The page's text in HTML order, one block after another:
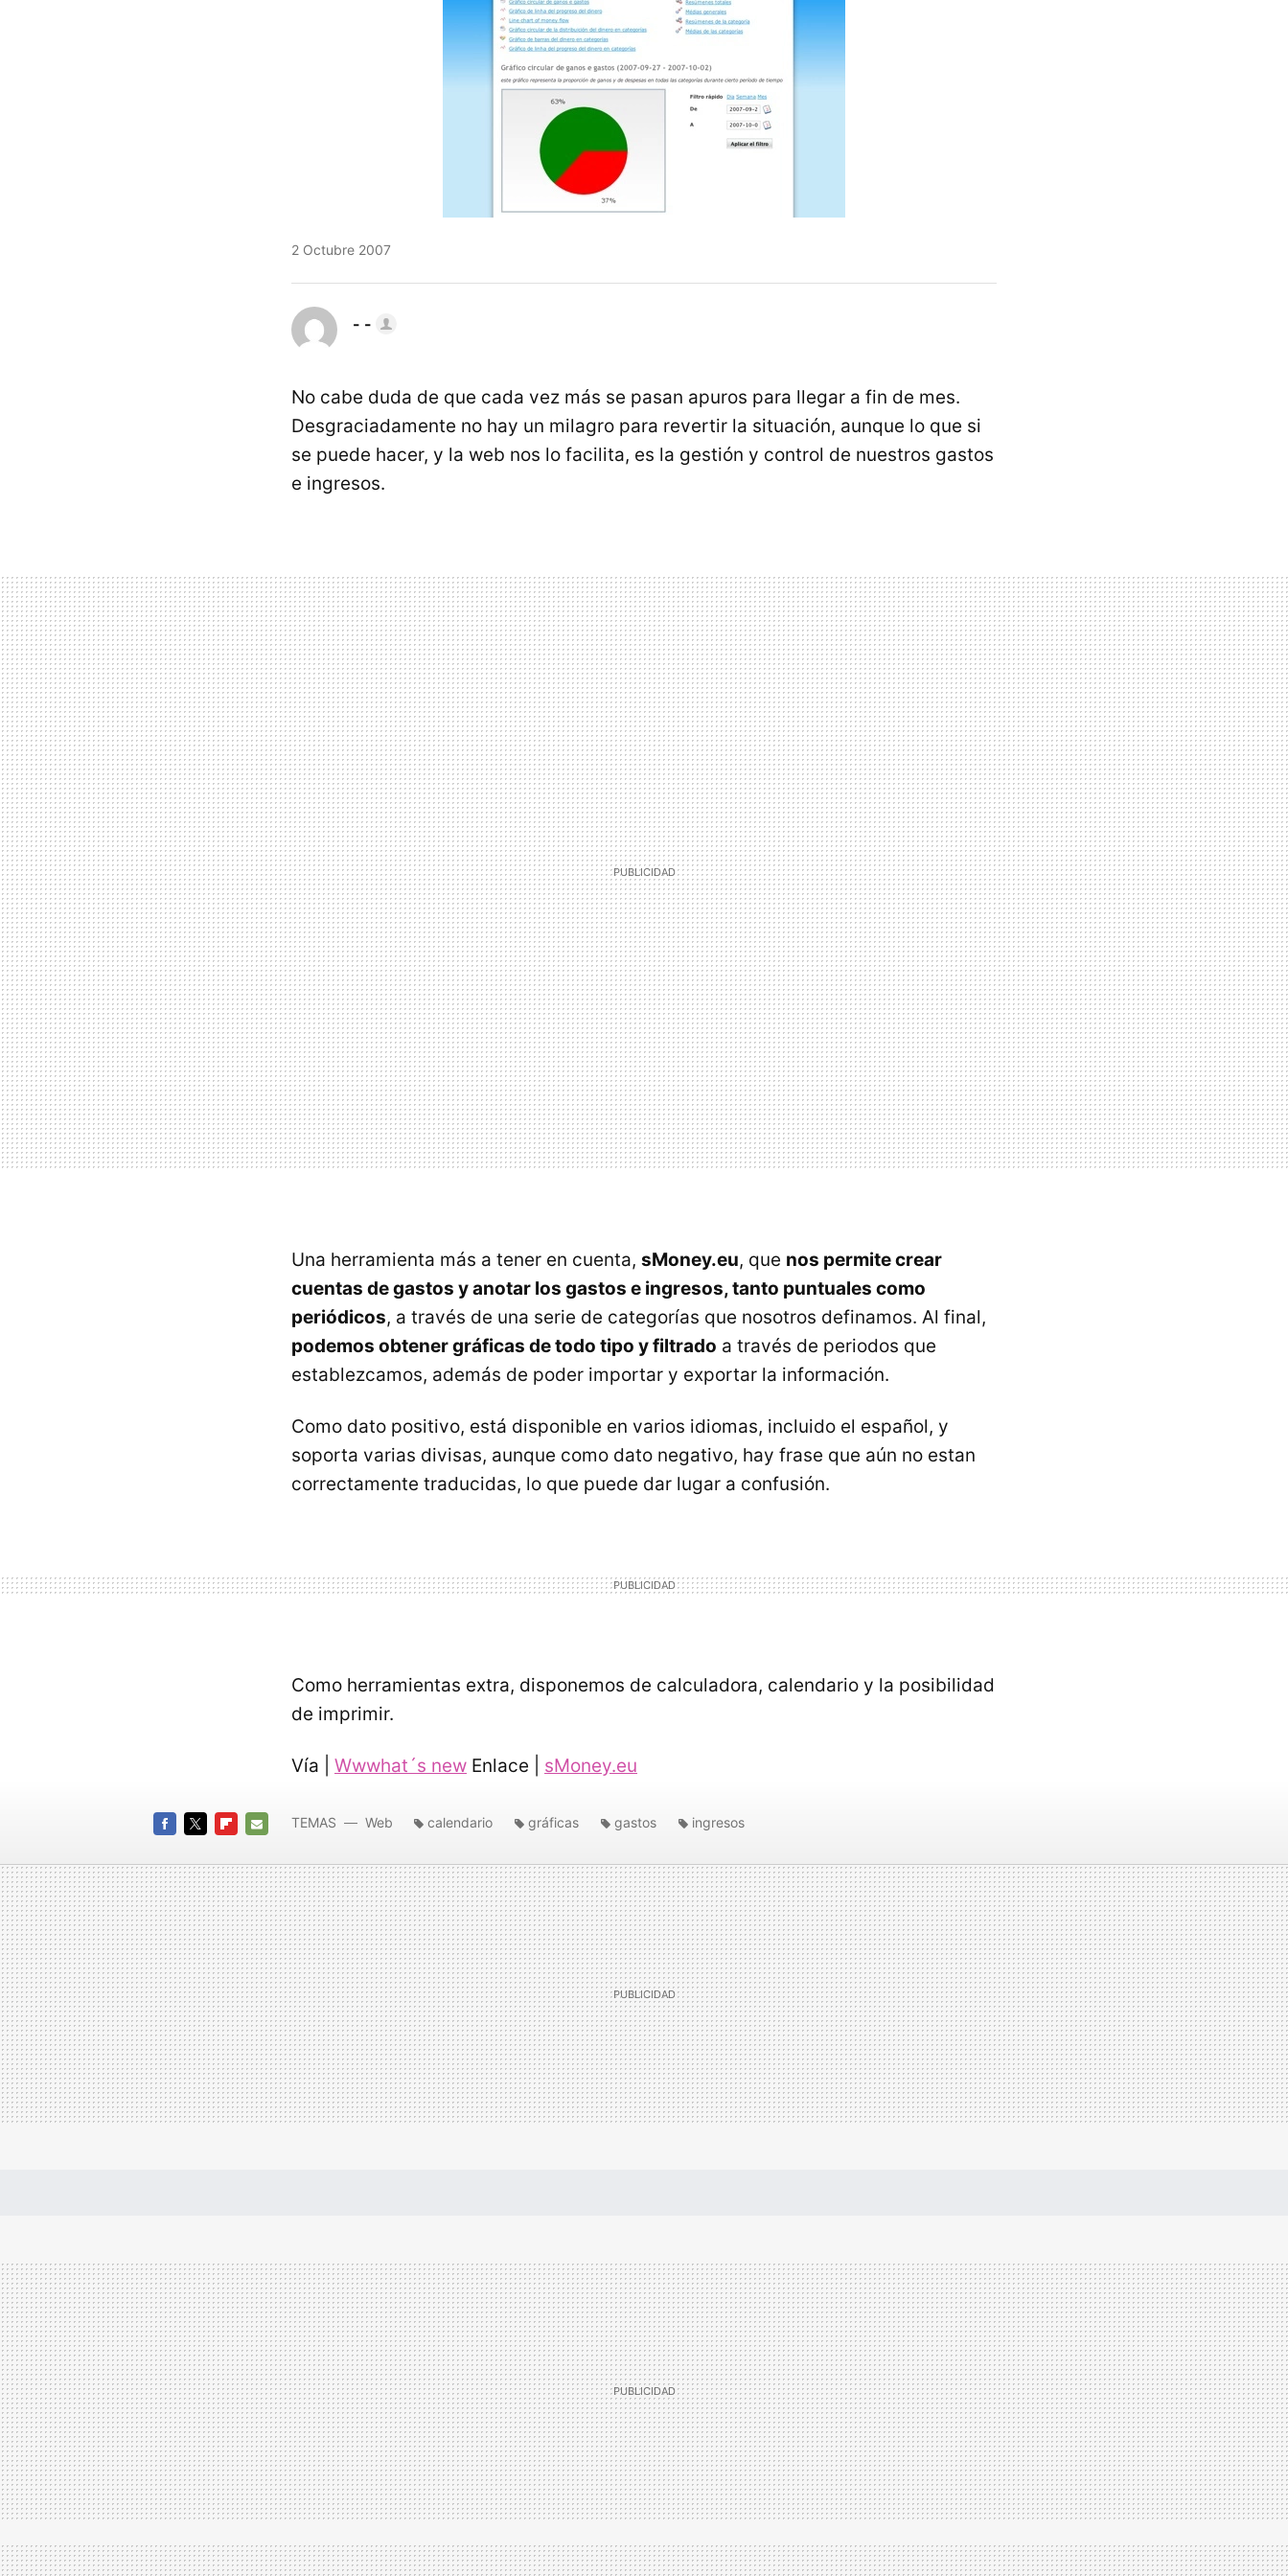
2 Octubre 2007
- -
No cabe duda de que cada vez más se pasan apuros para llegar a fin de mes.
Desgraciadamente no hay un milagro para revertir la situación, aunque lo que si
se puede hacer, y la web nos lo facilita, es la gestión y control de nuestros gastos
e ingresos.
Una herramienta más a tener en cuenta, sMoney.eu, que nos permite crear
cuentas de gastos y anotar los gastos e ingresos, tanto puntuales como
periódicos, a través de una serie de categorías que nosotros definamos. Al final,
podemos obtener gráficas de todo tipo y filtrado a través de periodos que
establezcamos, además de poder importar y exportar la información.
Como dato positivo, está disponible en varios idiomas, incluido el español, y
soporta varias divisas, aunque como dato negativo, hay frase que aún no estan
correctamente traducidas, lo que puede dar lugar a confusión.
Como herramientas extra, disponemos de calculadora, calendario y la posibilidad
de imprimir.
Vía | Wwwhat´s new Enlace | sMoney.eu
MAIL
TEMAS Web calendario gráficas gastos ingresos